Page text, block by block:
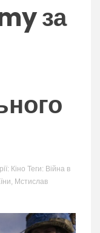
за
Кіно Теги: Війна в
, Мстислав